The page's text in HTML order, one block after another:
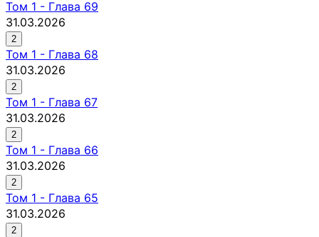
Том 1 - Глава 69
31.03.2026
2
Том 1 - Глава 68
31.03.2026
2
Том 1 - Глава 67
31.03.2026
2
Том 1 - Глава 66
31.03.2026
2
Том 1 - Глава 65
31.03.2026
2